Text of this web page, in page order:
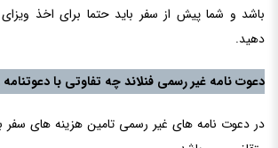
باشد و شما پیش از سفر باید حتما برای اخذ
دهید.
دعوت نامه غیر رسمی فنلاند چه تفاوتی با
در دعوت نامه های غیر رسمی تامین هزینه های